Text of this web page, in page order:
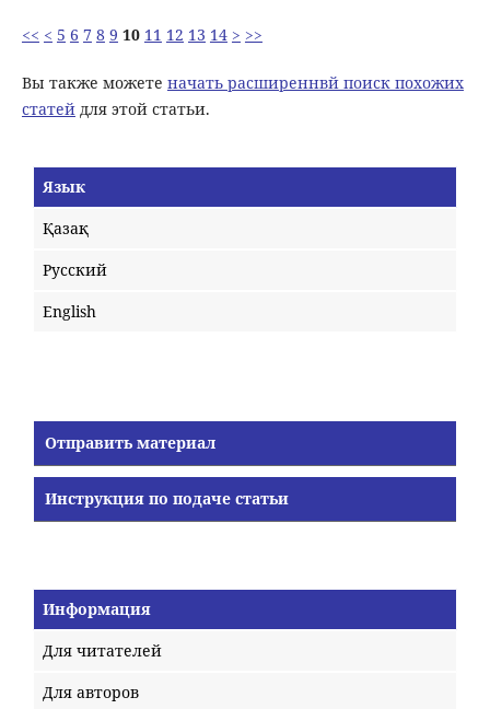
<< < 5 6 7 8 9 10 11 12 13 14 > >>
Вы также можете начать расширеннвй поиск похожих
статейдля этой статьи.
Язык
Қазақ
Русский
English
Отправить материал
Инструкция по подаче статьи
Информация
Для читателей
Для авторов